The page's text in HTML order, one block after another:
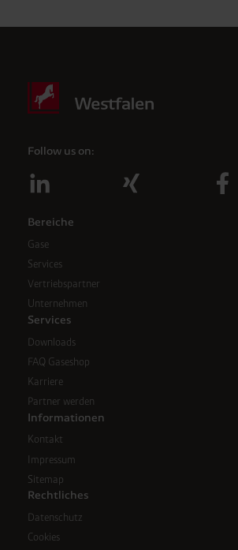
Follow us on:
Bereiche
Gase
Services
Vertriebspartner
Unternehmen
Services
Downloads
FAQ Gaseshop
Karriere
Partner werden
Informationen
Kontakt
Impressum
Sitemap
Rechtliches
Datenschutz
Cookies